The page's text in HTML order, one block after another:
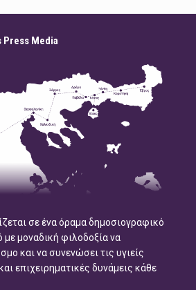
Press Media
σε ένα όραμα δημοσιογραφικό
με μοναδική φιλοδοξία να
και να συνενώσει τις υγιείς
επιχειρηματικές δυνάμεις κάθε